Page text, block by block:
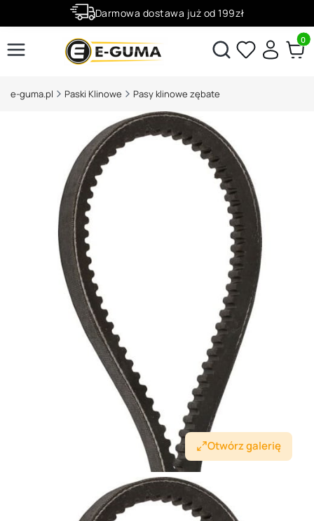
Darmowa dostawa już od 199zł
Rabaty -50% na wybrane produktyOtwórz wyszukiwarkę
e-guma.pl Paski Klinowe Pasy klinowe zębate
Otwórz galerię